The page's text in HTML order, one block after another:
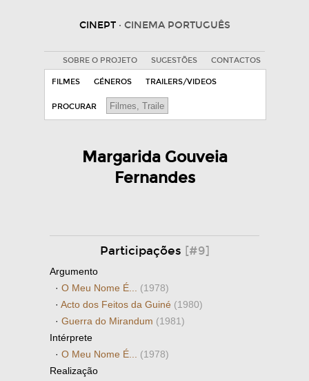
CINEPT · CINEMA PORTUGUÊS
SOBRE O PROJETO SUGESTÕES CONTACTOS
FILMES GÉNEROS TRAILERS/VIDEOS
PROCURAR
Margarida Gouveia
Fernandes
Participações [#9]
Argumento
· O Meu Nome É... (1978)
· Acto dos Feitos da Guiné (1980)
· Guerra do Mirandum (1981)
Intérprete
· O Meu Nome É... (1978)
Realização